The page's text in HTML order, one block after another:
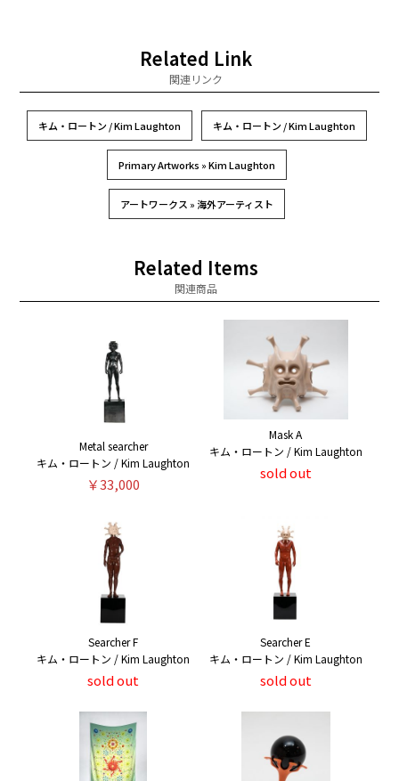
Related Link
関連リンク
キム・ロートン / Kim Laughton キム・ロートン / Kim Laughton
Primary Artworks » Kim Laughton
アートワークス » 海外アーティスト
Related Items
関連商品
Metal searcher
キム・ロートン / Kim Laughton
￥33,000
Mask A
キム・ロートン / Kim Laughton
sold out
Searcher F
キム・ロートン / Kim Laughton
sold out
Searcher E
キム・ロートン / Kim Laughton
sold out